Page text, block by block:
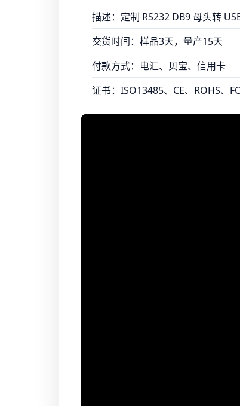
描述：定制 RS232 DB9 母头转
交货时间：样品3天，量产15天
付款方式：电汇、贝宝、信用卡
证书：ISO13485、CE、ROHS、